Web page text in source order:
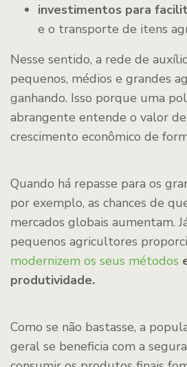
investimentos para
e o transporte de itens
Nesse sentido, a rede de
pequenos, médios e grandes
ganhando. Isso porque uma
abrangente entende o valor
crescimento econômico de
Quando há repasse para os
por exemplo, as chances de
mercados globais aumentam.
pequenos agricultores
modernizem os seus métodos
produtividade.
Como se não bastasse, a
geral se beneficia com a